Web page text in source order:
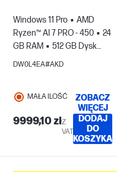
Windows 11 Pro
AMD
Ryzen™ AI 7 PRO - 450
24
GB RAM
512 GB Dysk
SSD
14" 2.5K,
DW0L4EA#AKD
MAŁA ILOŚĆ
9999,10 złZ
VAT
ZOBACZ
WIĘCEJ
DODAJ
DO
KOSZYKA